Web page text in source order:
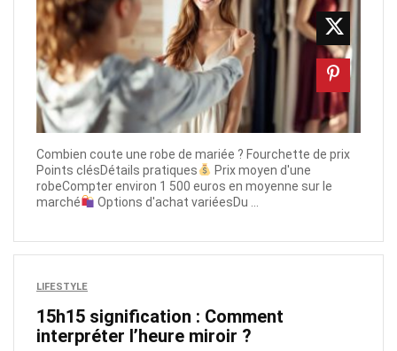
Combien coute une robe de mariée​ ? Fourchette de prix
Points clésDétails pratiques
Prix moyen d'une
robeCompter environ 1 500 euros en moyenne sur le
marché
Options d'achat variéesDu ...
LIFESTYLE
15h15 signification : Comment
interpréter l’heure miroir ?